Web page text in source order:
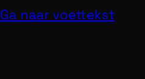
Ga naar voettekst